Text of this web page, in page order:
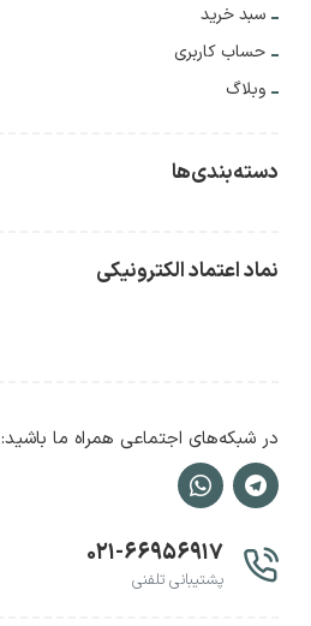
سبد خرید
حساب کاربری
وبلاگ
دسته‌بندی‌ها
نماد اعتماد الکترونیکی
در شبکه‌های اجتماعی همراه ما باشید:
۰۲۱-۶۶۹۵۶۹۱۷
پشتیبانی تلفنی